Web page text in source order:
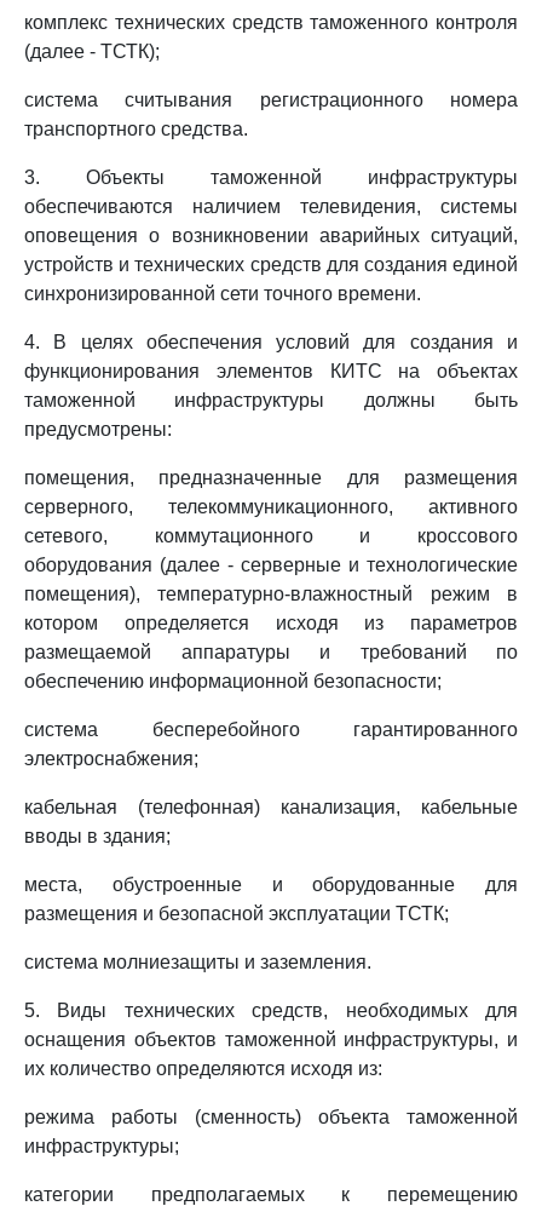
комплекс технических средств таможенного контроля
(далее - ТСТК);
система считывания регистрационного номера
транспортного средства.
3. Объекты таможенной инфраструктуры
обеспечиваются наличием телевидения, системы
оповещения о возникновении аварийных ситуаций,
устройств и технических средств для создания единой
синхронизированной сети точного времени.
4. В целях обеспечения условий для создания и
функционирования элементов КИТС на объектах
таможенной инфраструктуры должны быть
предусмотрены:
помещения, предназначенные для размещения
серверного, телекоммуникационного, активного
сетевого, коммутационного и кроссового
оборудования (далее - серверные и технологические
помещения), температурно-влажностный режим в
котором определяется исходя из параметров
размещаемой аппаратуры и требований по
обеспечению информационной безопасности;
система бесперебойного гарантированного
электроснабжения;
кабельная (телефонная) канализация, кабельные
вводы в здания;
места, обустроенные и оборудованные для
размещения и безопасной эксплуатации ТСТК;
система молниезащиты и заземления.
5. Виды технических средств, необходимых для
оснащения объектов таможенной инфраструктуры, и
их количество определяются исходя из:
режима работы (сменность) объекта таможенной
инфраструктуры;
категории предполагаемых к перемещению